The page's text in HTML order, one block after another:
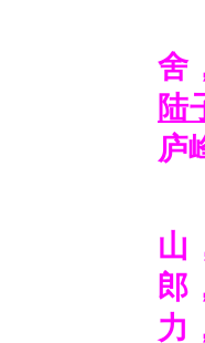
舍
陆
庐
山
郎
力